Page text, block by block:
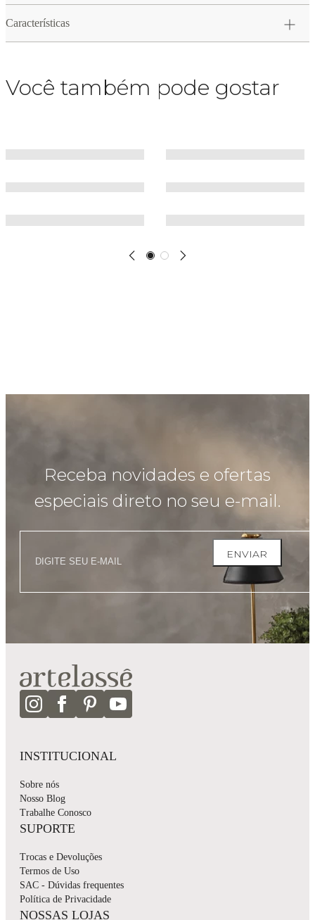
Características
Você também pode gostar
Receba novidades e ofertas
especiais direto no seu e-mail.
ENVIAR
INSTITUCIONAL
Sobre nós
Nosso Blog
Trabalhe Conosco
SUPORTE
Trocas e Devoluções
Termos de Uso
SAC - Dúvidas frequentes
Política de Privacidade
NOSSAS LOJAS